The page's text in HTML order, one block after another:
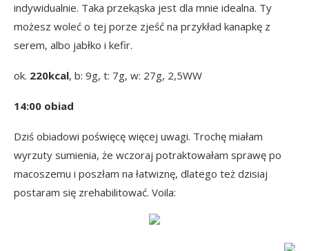
indywidualnie. Taka przekąska jest dla mnie idealna. Ty
możesz woleć o tej porze zjeść na przykład kanapkę z
serem, albo jabłko i kefir.
ok. 220kcal, b: 9g, t: 7g, w: 27g, 2,5WW
14:00 obiad
Dziś obiadowi poświęcę więcej uwagi. Trochę miałam
wyrzuty sumienia, że wczoraj potraktowałam sprawę po
macoszemu i poszłam na łatwiznę, dlatego też dzisiaj
postaram się zrehabilitować. Voila: